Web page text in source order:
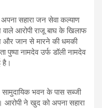
सहारा जन सेवा कल्याण
आरोपी राजू बाघ के खिलाफ
और जान से मारने की धमकी
पुष्पा नामदेव उर्फ डॉली नामदेव
है।
सामुदायिक भवन के पास सब्जी
आरोपी ने खुद को अपना सहारा